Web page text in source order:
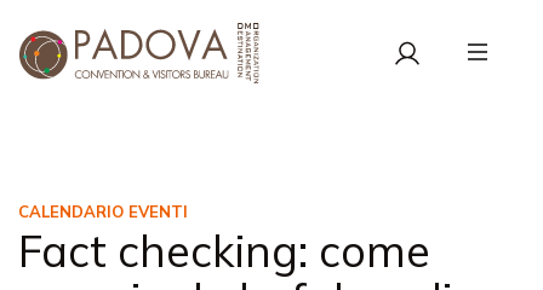
CALENDARIO EVENTI
Fact checking: come